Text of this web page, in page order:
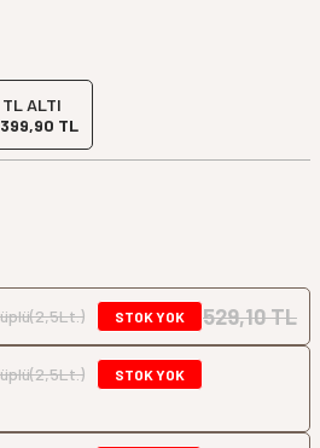
ALTI
399,90 TL
STOK YOK 529,10 TL
STOK YOK